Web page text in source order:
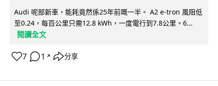
Audi 呢部新車，能耗竟然係25年前嘅一半。 A2 e-tron 風阻低
至0.24，每百公里只需12.8 kWh，一度電行到7.8公里。6...
閱讀全文
7 1 ↗ 分享